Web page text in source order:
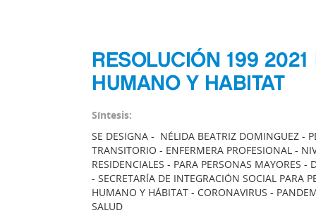
RESOLUCIÓN 199
HUMANO Y HABITAT
Síntesis:
SE DESIGNA - NÉLIDA BEATRIZ DOMINGUEZ -
TRANSITORIO - ENFERMERA PROFESIONAL -
RESIDENCIALES - PARA PERSONAS MAYORES
- SECRETARÍA DE INTEGRACIÓN SOCIAL PARA
HUMANO Y HÁBITAT - CORONAVIRUS -
SALUD